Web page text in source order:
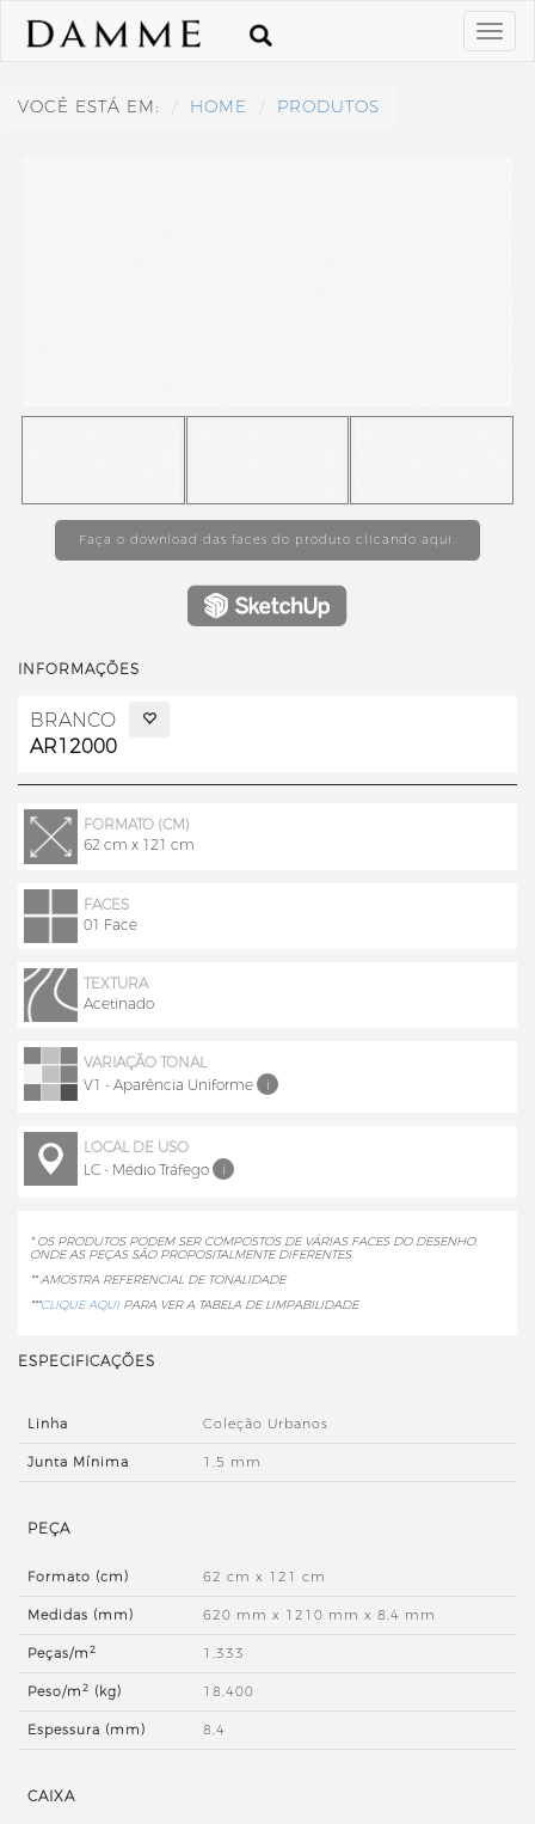
VOCÊ ESTÁ EM: HOME PRODUTOS
Faça o download das faces do produto clicando aqui.
INFORMAÇÕES
BRANCO
AR12000
FORMATO (CM)
62 cm x 121 cm
FACES
01 Face
TEXTURA
Acetinado
VARIAÇÃO TONAL
V1 - Aparência Uniforme
i
LOCAL DE USO
LC - Médio Tráfego
i
* OS PRODUTOS PODEM SER COMPOSTOS DE VÁRIAS FACES DO DESENHO,
ONDE AS PEÇAS SÃO PROPOSITALMENTE DIFERENTES.
** AMOSTRA REFERENCIAL DE TONALIDADE
***CLIQUE AQUIPARA VER A TABELA DE LIMPABILIDADE
ESPECIFICAÇÕES
Linha Coleção Urbanos
Junta Mínima 1,5 mm
PEÇA
Formato (cm) 62 cm x 121 cm
Medidas (mm) 620 mm x 1210 mm x 8,4 mm
Peças/m2 1,333
Peso/m2 (kg) 18,400
Espessura (mm) 8,4
CAIXA